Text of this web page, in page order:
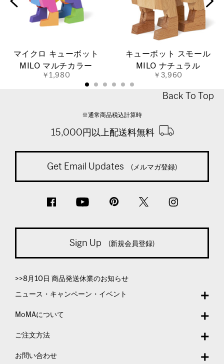
マイクロ キューボット
MILO マルチカラー
￥1,980
キューボット スモール
MILO ナチュラル
￥3,960
Back To Top
※通常商品税込計算時
15,000円以上配送料無料
Get Email Updates (メルマガ登録)
Sign Up (新規会員登録)
>>8月10日 商品発送休業のお知らせ
ニュース・キャンペーン・イベント
MoMAについて
ご注文方法
お問い合わせ